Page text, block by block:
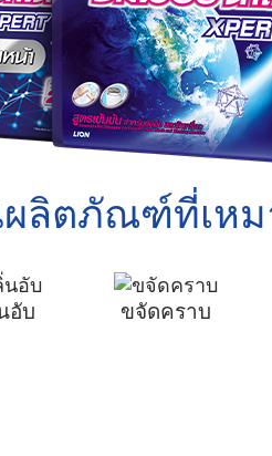
ผลิตภัณฑ์ที่เห
อับ ขจัดคราบ